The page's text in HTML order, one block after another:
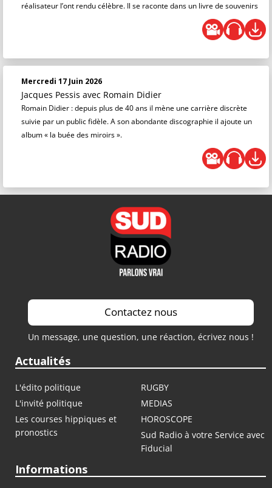
réalisateur l’ont rendu célèbre. Il se raconte dans un livre de souvenirs
Mercredi 17 Juin 2026
Jacques Pessis avec Romain Didier
Romain Didier : depuis plus de 40 ans il mène une carrière discrète
suivie par un public fidèle. A son abondante discographie il ajoute un
album « la buée des miroirs ».
Contactez nous
Un message, une question, une réaction, écrivez nous !
Actualités
L'édito politique
RUGBY
L'invité politique
MEDIAS
Les courses hippiques et
pronostics
HOROSCOPE
Sud Radio à votre Service avec
Fiducial
Informations